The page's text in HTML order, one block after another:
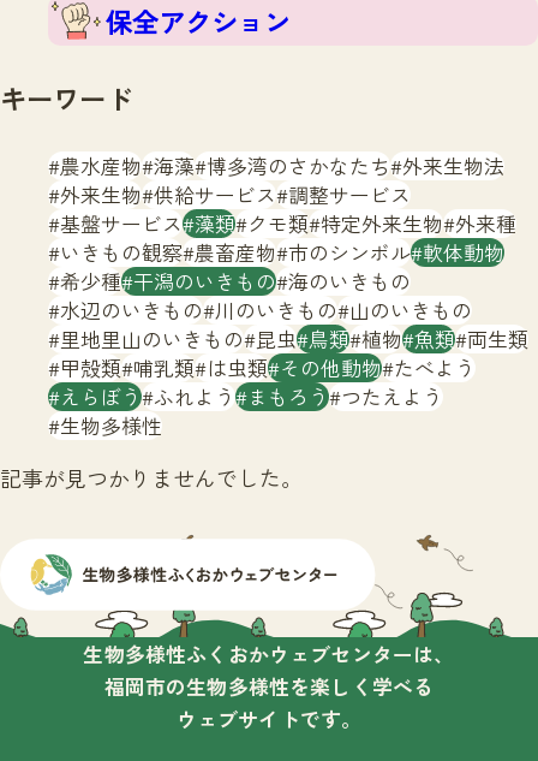
生物多様性ふくおかウェブセンターとは
サイトマップ
保全アクション
キーワード
農水産物 海藻 博多湾のさかなたち 外来生物法
外来生物 供給サービス 調整サービス
基盤サービス 藻類 クモ類 特定外来生物 外来種
いきもの観察 農畜産物 市のシンボル 軟体動物
希少種 干潟のいきもの 海のいきもの
水辺のいきもの 川のいきもの 山のいきもの
里地里山のいきもの 昆虫 鳥類 植物 魚類 両生類
甲殻類 哺乳類 は虫類 その他動物 たべよう
えらぼう ふれよう まもろう つたえよう
生物多様性
記事が見つかりませんでした。
生物多様性ふくおかウェブセンターは、
福岡市の生物多様性を楽しく学べる
ウェブサイトです。